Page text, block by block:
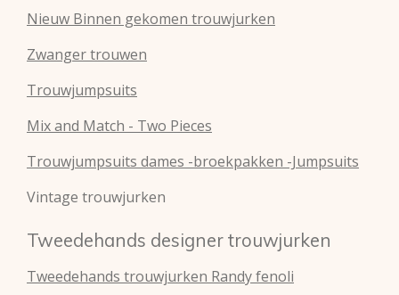
Nieuw Binnen gekomen trouwjurken
Zwanger trouwen
Trouwjumpsuits
Mix and Match - Two Pieces
Trouwjumpsuits dames -broekpakken -Jumpsuits
Vintage trouwjurken
Tweedehands designer trouwjurken
Tweedehands trouwjurken Randy fenoli